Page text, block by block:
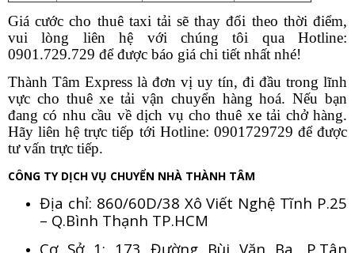
Giá cước cho thuê taxi tải sẽ thay đổi theo thời điểm,
vui lòng liên hệ với chúng tôi qua Hotline:
0901.729.729 để được báo giá chi tiết nhất nhé!
Thành Tâm Express là đơn vị uy tín, đi đầu trong lĩnh
vực cho thuê xe tải vận chuyển hàng hoá. Nếu bạn
đang có nhu cầu về dịch vụ cho thuê xe tải chở hàng.
Hãy liên hệ trực tiếp tới Hotline: 0901729729 để được
tư vấn trực tiếp.
CÔNG TY DỊCH VỤ CHUYỂN NHÀ THÀNH TÂM
Địa chỉ: 860/60D/38 Xô Viết Nghệ Tĩnh P.25
– Q.Bình Thạnh TP.HCM
Cơ Sở 1: 173 Đường Bùi Văn Ba, P.Tân